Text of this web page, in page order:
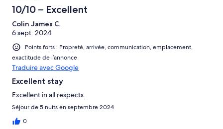
10/10 – Excellent
Colin James C.
6 sept. 2024
Points forts : Propreté, arrivée, communication, emplacement,
exactitude de l’annonce
Traduire avec Google
Excellent stay
Excellent in all respects.
Séjour de 5 nuits en septembre 2024
0